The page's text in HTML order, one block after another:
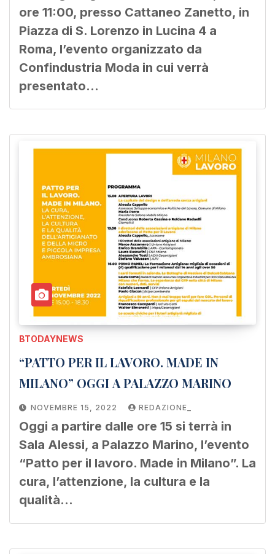
ore 11:00, presso Cattaneo Zanetto, in
Piazza di S. Lorenzo in Lucina 4 a
Roma, l’evento organizzato da
Confindustria Moda in cui verrà
presentato…
BTODAYNEWS
“PATTO PER IL LAVORO. MADE IN
MILANO” OGGI A PALAZZO MARINO
NOVEMBRE 15, 2022 REDAZIONE_
Oggi a partire dalle ore 15 si terrà in
Sala Alessi, a Palazzo Marino, l’evento
“Patto per il lavoro. Made in Milano”. La
cura, l’attenzione, la cultura e la
qualità…